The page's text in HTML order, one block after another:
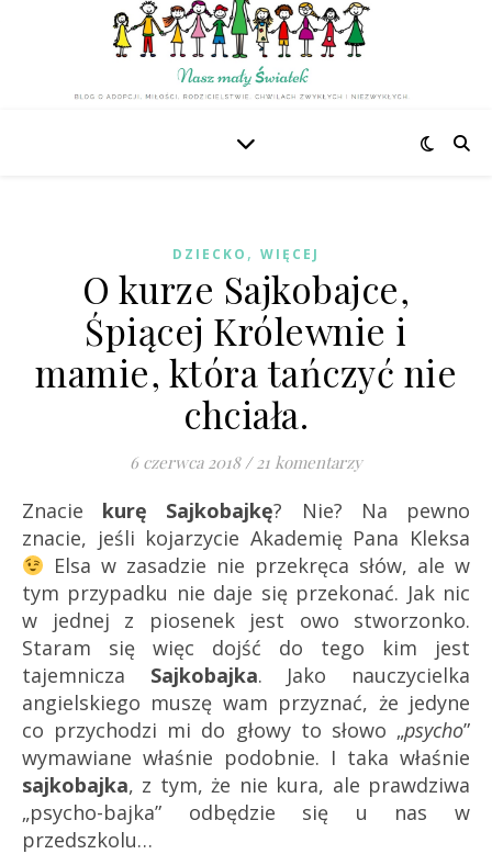
DZIECKO , WIĘCEJ
O kurze Sajkobajce,
Śpiącej Królewnie i
mamie, która tańczyć nie
chciała.
6 czerwca 2018 / 21 komentarzy
Znacie kurę Sajkobajkę? Nie? Na pewno
znacie, jeśli kojarzycie Akademię Pana Kleksa
Elsa w zasadzie nie przekręca słów, ale w
tym przypadku nie daje się przekonać. Jak nic
w jednej z piosenek jest owo stworzonko.
Staram się więc dojść do tego kim jest
tajemnicza Sajkobajka. Jako nauczycielka
angielskiego muszę wam przyznać, że jedyne
co przychodzi mi do głowy to słowo „psycho”
wymawiane właśnie podobnie. I taka właśnie
sajkobajka, z tym, że nie kura, ale prawdziwa
„psycho-bajka” odbędzie się u nas w
przedszkolu…